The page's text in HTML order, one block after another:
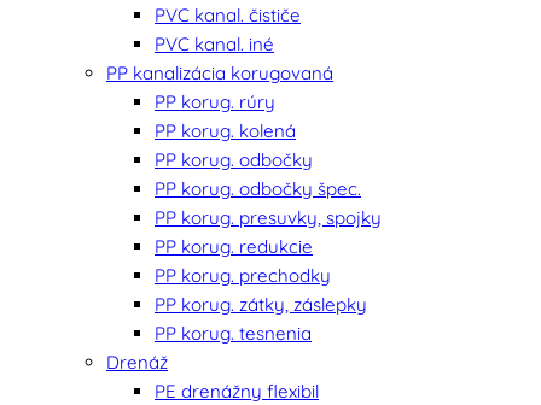
PVC kanal. čističe
PVC kanal. iné
PP kanalizácia korugovaná
PP korug. rúry
PP korug. kolená
PP korug. odbočky
PP korug. odbočky špec.
PP korug. presuvky, spojky
PP korug. redukcie
PP korug. prechodky
PP korug. zátky, záslepky
PP korug. tesnenia
Drenáž
PE drenážny flexibil